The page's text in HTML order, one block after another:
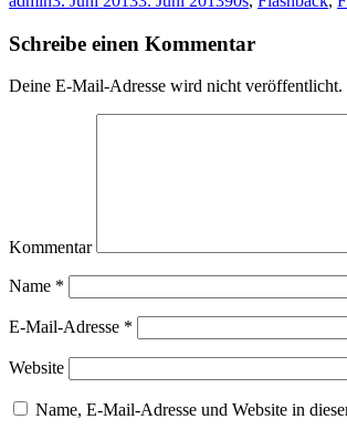
neuem
Fenster
Schreibe einen Kommentar
Deine E-Mail-Adresse wird nicht veröffentlicht.
Kommentar
Name *
E-Mail-Adresse *
Website
Name, E-Mail-Adresse und Website in